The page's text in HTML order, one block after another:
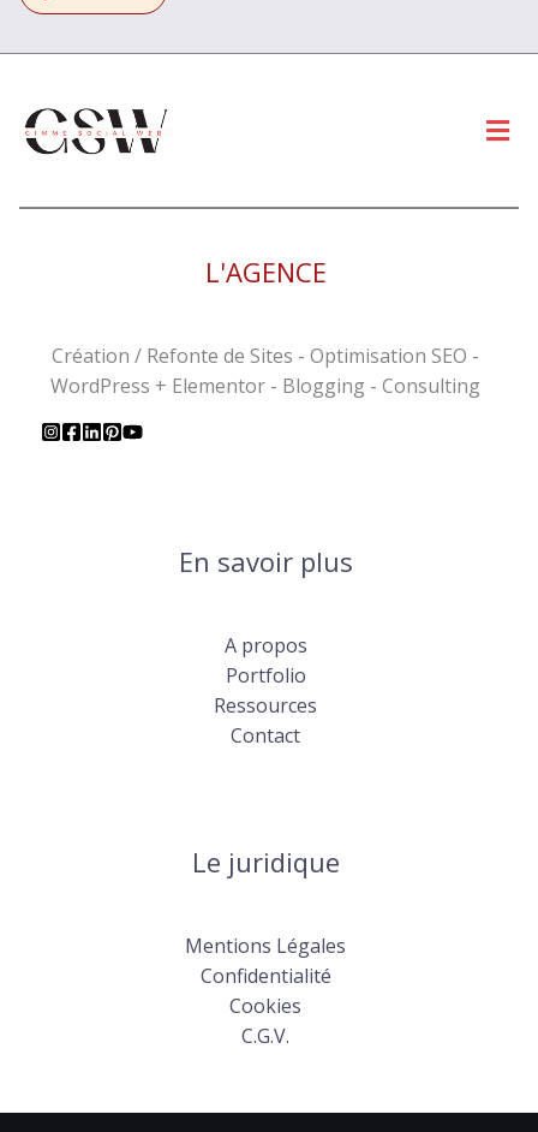
L'AGENCE
Création / Refonte de Sites - Optimisation SEO -
WordPress + Elementor - Blogging - Consulting
En savoir plus
A propos
Portfolio
Ressources
Contact
Le juridique
Mentions Légales
Confidentialité
Cookies
C.G.V.